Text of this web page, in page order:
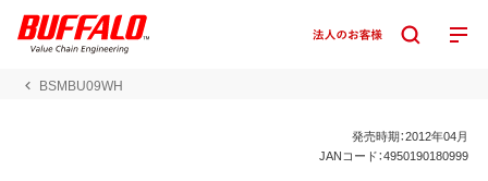
BSMBU09WH
発売時期：2012年04月
JANコード：4950190180999